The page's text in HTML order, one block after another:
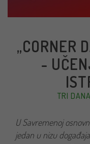
„CORNER
-
TRI
U Savremenoj
jedan u nizu